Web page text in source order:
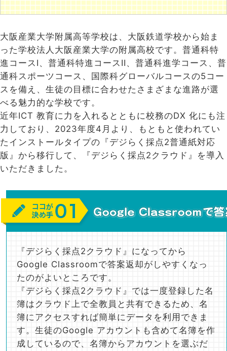
大阪産業大学附属高等学校は、大阪鉄道学校から始ま
った学校法人大阪産業大学の附属高校です。普通科特
進コースI、普通科特進コースII、普通科進学コース、普
通科スポーツコース、国際科グローバルコースの5コー
スを備え、生徒の目標に合わせたさまざまな進路が選
べる魅力的な学校です。
近年ICT 教育に力を入れるとともに校務のDX 化にも注
力しており、2023年度4月より、もともと使われてい
たインストールタイプの『デジらく採点2普通紙対応
版』から移行して、『デジらく採点2クラウド』を導入
いただきました。
『デジらく採点2クラウド』になってから
Google Classroomで答案返却がしやすくなっ
たのがよいところです。
『デジらく採点2クラウド』では一度登録した名
簿はクラウド上で全教員と共有できるため、名
簿にアクセスすれば簡単にデータを利用できま
す。生徒のGoogle アカウントも含めて名簿を作
成しているので、名簿からアカウントを選ぶだ